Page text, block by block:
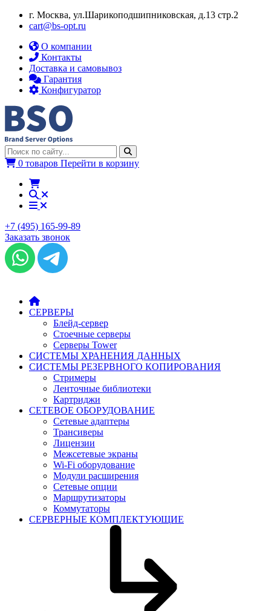
г. Москва, ул.​​Шарикоподшипниковская, д.13 стр.2
cart@bs-opt.ru
О компании
Контакты
Доставка и самовывоз
Гарантия
Конфигуратор
0 товаров Перейти в корзину
+7 (495) 165-99-89
Заказать звонок
СЕРВЕРЫ
Блейд-сервер
Стоечные серверы
Серверы Tower
СИСТЕМЫ ХРАНЕНИЯ ДАННЫХ
СИСТЕМЫ РЕЗЕРВНОГО КОПИРОВАНИЯ
Стримеры
Ленточные библиотеки
Картриджи
СЕТЕВОЕ ОБОРУДОВАНИЕ
Сетевые адаптеры
Трансиверы
Лицензии
Межсетевые экраны
Wi-Fi оборудование
Модули расширения
Сетевые опции
Маршрутизаторы
Коммутаторы
СЕРВЕРНЫЕ КОМПЛЕКТУЮЩИЕ